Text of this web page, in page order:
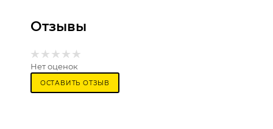
Отзывы
Нет оценок
ОСТАВИТЬ ОТЗЫВ